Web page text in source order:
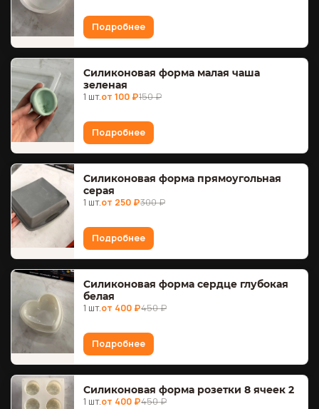
Подробнее
Силиконовая форма малая чаша
зеленая
1 шт.от 100 ₽150 ₽
Подробнее
Силиконовая форма прямоугольная
серая
1 шт.от 250 ₽300 ₽
Подробнее
Силиконовая форма сердце глубокая
белая
1 шт.от 400 ₽450 ₽
Подробнее
Силиконовая форма розетки 8 ячеек 2
1 шт.от 400 ₽450 ₽